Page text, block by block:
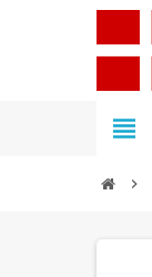

